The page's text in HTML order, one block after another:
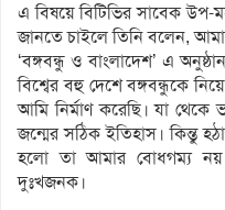
এ বিষয়ে বিটিভির সাবেক উপ-
জানতে চাইলে তিনি বলেন,
‘বঙ্গবন্ধু ও বাংলাদেশ’ এ
বিশ্বের বহু দেশে বঙ্গবন্ধুকে
আমি নির্মাণ করেছি। যা থেকে
জন্মের সঠিক ইতিহাস। কিন্তু
হলো তা আমার বোধগম্য
দুঃখজনক।